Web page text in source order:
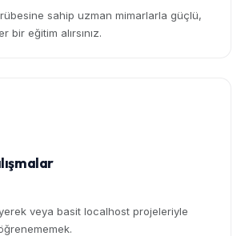
sahip uzman mimarlarla güçlü,
bir eğitim alırsınız.
veya basit localhost projeleriyle